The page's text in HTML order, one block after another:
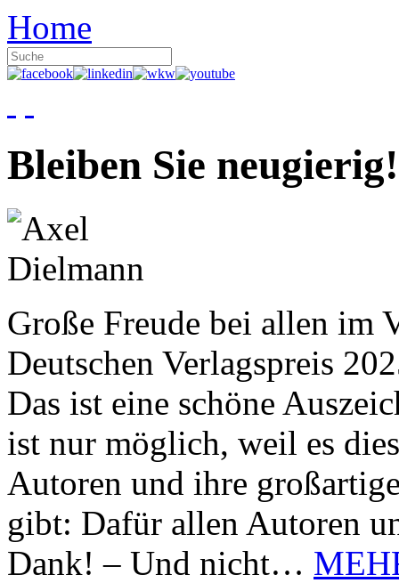
Home
Bleiben Sie neugierig!
Große Freude bei allen im
Deutschen Verlagspreis
Das ist eine schöne
ist nur möglich, weil es
Autoren und ihre
gibt: Dafür allen Autoren
Dank! – Und nicht…